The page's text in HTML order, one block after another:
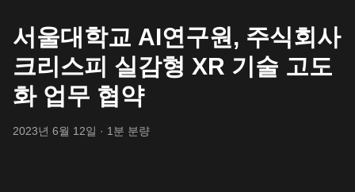
서울대학교 AI연구원, 주식회사
크리스피 실감형 XR 기술 고도
화 업무 협약
2023년 6월 12일 · 1분 분량